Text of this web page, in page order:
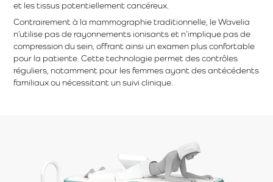
et les tissus potentiellement cancéreux.
Contrairement à la mammographie traditionnelle, le Wavelia
n’utilise pas de rayonnements ionisants et n’implique pas de
compression du sein, offrant ainsi un examen plus confortable
pour la patiente. Cette technologie permet des contrôles
réguliers, notamment pour les femmes ayant des antécédents
familiaux ou nécessitant un suivi clinique.